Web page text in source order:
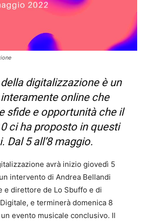
digitalizzazione è un
online che
sfide e opportunità che il
ci ha proposto in questi
Dal 5 all’8 maggio.
avrà inizio giovedì 5
intervento di Andrea Bellandi
e direttore de Lo Sbuffo e di
e terminerà domenica 8
evento musicale conclusivo. Il